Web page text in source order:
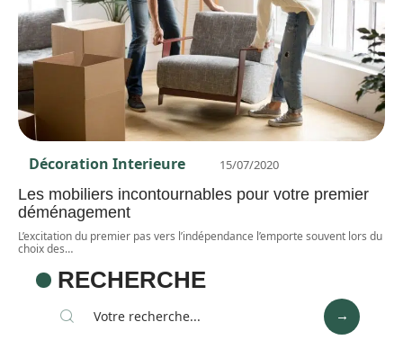
Décoration Interieure 15/07/2020
Les mobiliers incontournables pour votre premier
déménagement
L’excitation du premier pas vers l’indépendance l’emporte souvent lors du
choix des…
RECHERCHE